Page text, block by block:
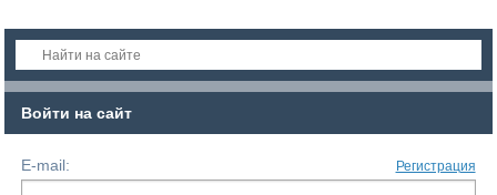
Войти на сайт
E-mail: Регистрация